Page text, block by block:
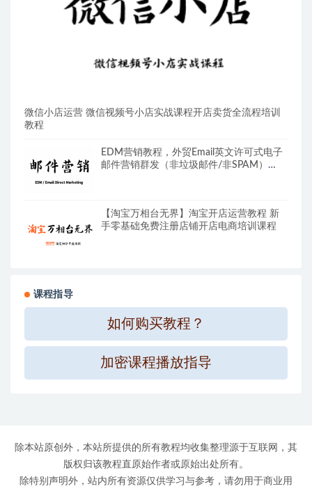
微信小店运营 微信视频号小店实战课程开店卖货全流程培训
教程
EDM营销教程，外贸Email英文许可式电子
邮件营销群发（非垃圾邮件/非SPAM）
【淘宝万相台无界】淘宝开店运营教程 新
手零基础免费注册店铺开店电商培训课程
课程指导
如何购买教程？
加密课程播放指导
除本站原创外，本站所提供的所有教程均收集整理源于互联网，其
版权归该教程直原始作者或原始出处所有。
除特别声明外，站内所有资源仅供学习与参考，请勿用于商业用